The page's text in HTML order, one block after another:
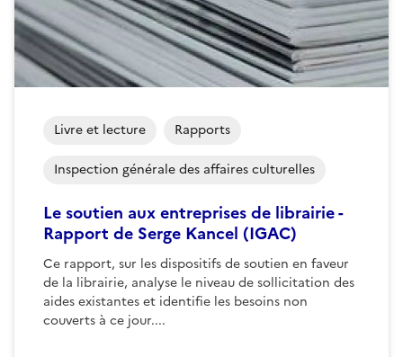
Le soutien aux entreprises de librairie -
Rapport de Serge Kancel (IGAC)
Ce rapport, sur les dispositifs de soutien en faveur
de la librairie, analyse le niveau de sollicitation des
aides existantes et identifie les besoins non
couverts à ce jour....
Livre et lecture Rapports
Inspection générale des affaires culturelles